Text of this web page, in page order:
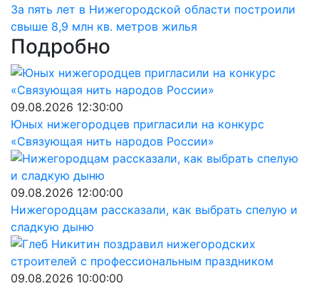
За пять лет в Нижегородской области построили
свыше 8,9 млн кв. метров жилья
Подробно
09.08.2026 12:30:00
Юных нижегородцев пригласили на конкурс
«Связующая нить народов России»
09.08.2026 12:00:00
Нижегородцам рассказали, как выбрать спелую и
сладкую дыню
09.08.2026 10:00:00